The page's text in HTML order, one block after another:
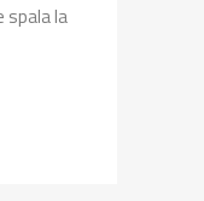
spala la